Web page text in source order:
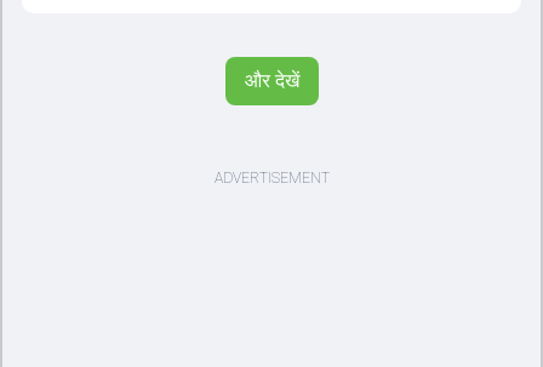
सीरीज खेलेंगे। वहीं, विराट कोहली लंदन रवाना हो गए हैं और अगली वनडे सीरीज में
और देखें